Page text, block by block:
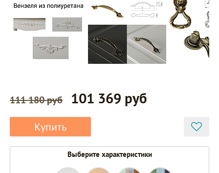
111 180 руб 101 369 руб
Купить
Выберите характеристики